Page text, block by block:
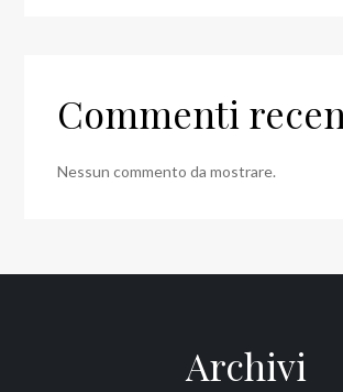
Commenti
Nessun commento da mostrare.
Archivi